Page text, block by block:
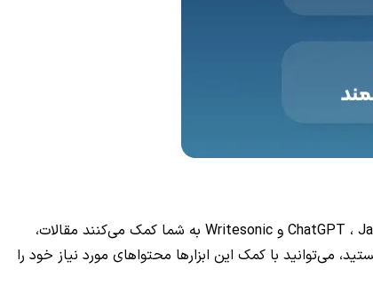
یکی از ساده‌ترین و محبوب‌ترین روش‌ها برای کسب درآمد از هوش مصنوعی، استفاده از آن در تولید محتواست. ابزارهایی مانند ChatGPT ، Jasper، Copy.ai و Writesonic به شما کمک می‌کنند مقالات،
می‌توانید با کمک این ابزارها محتواهای مورد نیاز خود را